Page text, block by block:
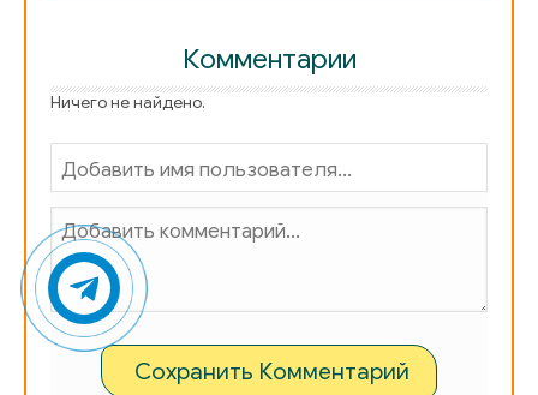
Комментарии
Ничего не найдено.
Сохранить Комментарий